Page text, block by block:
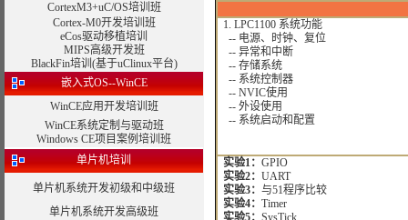
CortexM3+uC/OS培训班
Cortex-M0开发培训班
eCos驱动移植培训
MIPS高级开发班
BlackFin培训(基于uClinux平台)
嵌入式OS--WinCE
WinCE应用开发培训班
WinCE系统定制与驱动班
Windows CE项目案例培训班
单片机培训
单片机系统开发初级和中级班
单片机系统开发高级班
1. LPC1100 系统功能
-- 电源、时钟、复位
-- 异常和中断
-- 存储系统
-- 系统控制器
-- NVIC使用
-- 外设使用
-- 系统启动和配置
实验1： GPIO
实验2： UART
实验3： 与51程序比较
实验4： Timer
实验5： SysTick